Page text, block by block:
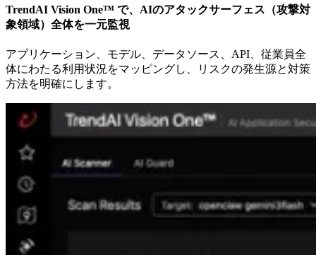
TrendAI Vision One™ で、AIのアタックサーフェス（攻撃対
象領域）全体を一元監視
アプリケーション、モデル、データソース、API、従業員全
体にわたる利用状況をマッピングし、リスクの発生源と対策
方法を明確にします。